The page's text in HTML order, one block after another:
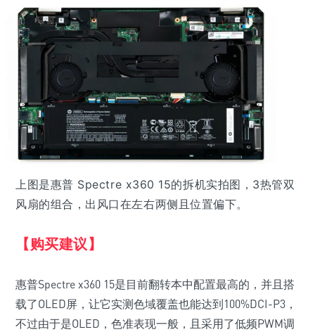
上图是惠普 Spectre x360 15的拆机实拍图，3热管双
风扇的组合，出风口在左右两侧且位置偏下。
【购买建议】
惠普Spectre x360 15是目前翻转本中配置最高的，并且搭
载了OLED屏，让它实测色域覆盖也能达到100%DCI-P3，
不过由于是OLED，色准表现一般，且采用了低频PWM调